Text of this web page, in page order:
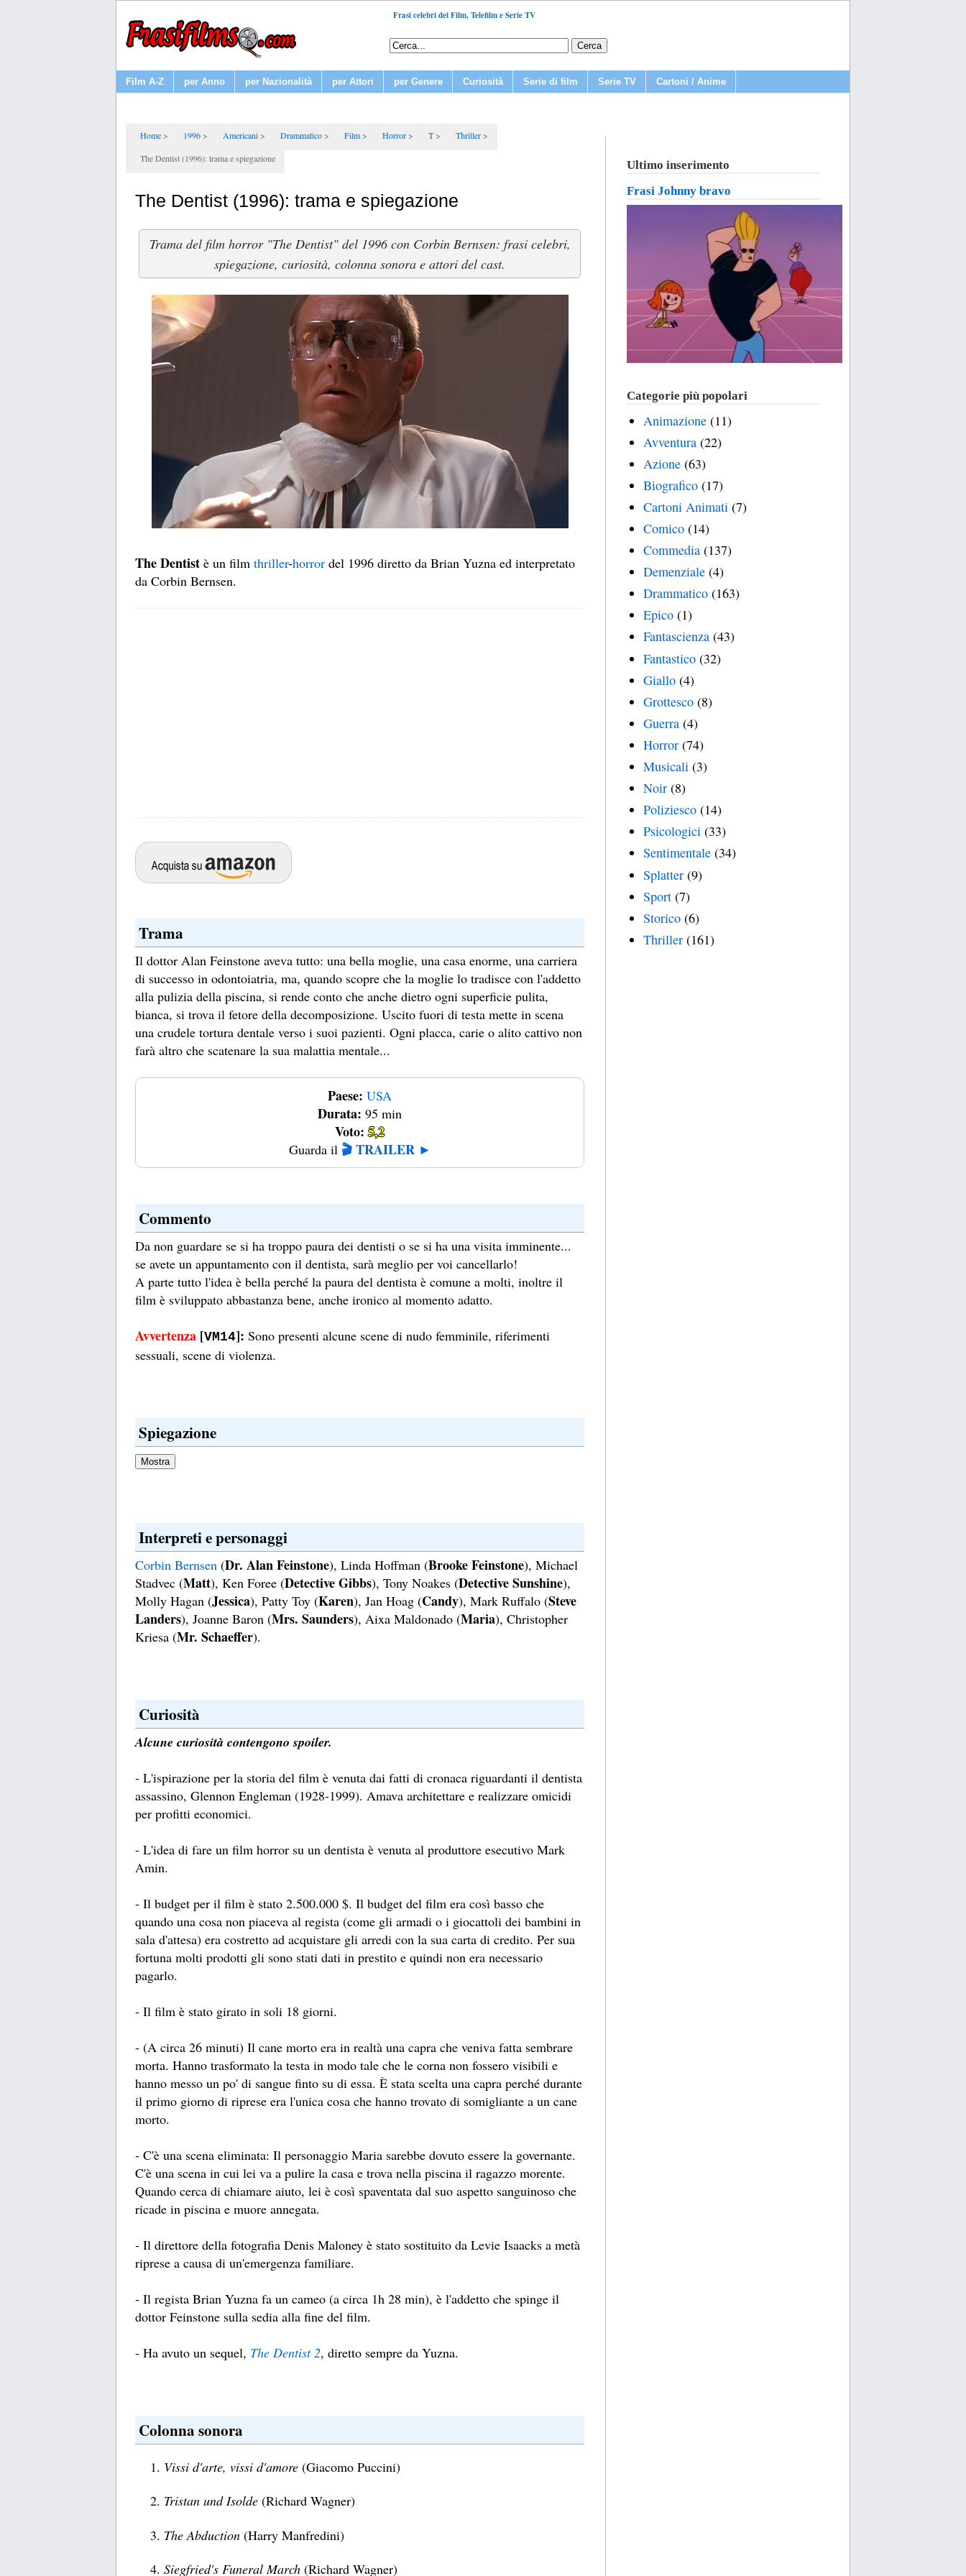
Frasi celebri dei Film, Telefilm e Serie TV
Film A-Z per Anno per Nazionalità per Attori per Genere Curiosità Serie di film Serie TV Cartoni / Anime
Home 1996 Americani Drammatico Film Horror T
Thriller
The Dentist (1996): trama e spiegazione
The Dentist (1996): trama e spiegazione
Trama del film horror "The Dentist" del 1996 con Corbin Bernsen: frasi celebri,
spiegazione, curiosità, colonna sonora e attori del cast.
The Dentist è un film thriller-horror del 1996 diretto da Brian Yuzna ed interpretato
da Corbin Bernsen.
Trama
Il dottor Alan Feinstone aveva tutto: una bella moglie, una casa enorme, una carriera
di successo in odontoiatria, ma, quando scopre che la moglie lo tradisce con l'addetto
alla pulizia della piscina, si rende conto che anche dietro ogni superficie pulita,
bianca, si trova il fetore della decomposizione. Uscito fuori di testa mette in scena
una crudele tortura dentale verso i suoi pazienti. Ogni placca, carie o alito cattivo non
farà altro che scatenare la sua malattia mentale...
Paese: USA
Durata: 95 min
Voto: 5,2
Guarda il 🎬 TRAILER ►
Commento
Da non guardare se si ha troppo paura dei dentisti o se si ha una visita imminente...
se avete un appuntamento con il dentista, sarà meglio per voi cancellarlo!
A parte tutto l'idea è bella perché la paura del dentista è comune a molti, inoltre il
film è sviluppato abbastanza bene, anche ironico al momento adatto.
Avvertenza [VM14]: Sono presenti alcune scene di nudo femminile, riferimenti
sessuali, scene di violenza.
Spiegazione
Interpreti e personaggi
Corbin Bernsen (Dr. Alan Feinstone), Linda Hoffman (Brooke Feinstone), Michael
Stadvec (Matt), Ken Foree (Detective Gibbs), Tony Noakes (Detective Sunshine),
Molly Hagan (Jessica), Patty Toy (Karen), Jan Hoag (Candy), Mark Ruffalo (Steve
Landers), Joanne Baron (Mrs. Saunders), Aixa Maldonado (Maria), Christopher
Kriesa (Mr. Schaeffer).
Curiosità
Alcune curiosità contengono spoiler.
- L'ispirazione per la storia del film è venuta dai fatti di cronaca riguardanti il dentista
assassino, Glennon Engleman (1928-1999). Amava architettare e realizzare omicidi
per profitti economici.
- L'idea di fare un film horror su un dentista è venuta al produttore esecutivo Mark
Amin.
- Il budget per il film è stato 2.500.000 $. Il budget del film era così basso che
quando una cosa non piaceva al regista (come gli armadi o i giocattoli dei bambini in
sala d'attesa) era costretto ad acquistare gli arredi con la sua carta di credito. Per sua
fortuna molti prodotti gli sono stati dati in prestito e quindi non era necessario
pagarlo.
- Il film è stato girato in soli 18 giorni.
- (A circa 26 minuti) Il cane morto era in realtà una capra che veniva fatta sembrare
morta. Hanno trasformato la testa in modo tale che le corna non fossero visibili e
hanno messo un po' di sangue finto su di essa. È stata scelta una capra perché durante
il primo giorno di riprese era l'unica cosa che hanno trovato di somigliante a un cane
morto.
- C'è una scena eliminata: Il personaggio Maria sarebbe dovuto essere la governante.
C'è una scena in cui lei va a pulire la casa e trova nella piscina il ragazzo morente.
Quando cerca di chiamare aiuto, lei è così spaventata dal suo aspetto sanguinoso che
ricade in piscina e muore annegata.
- Il direttore della fotografia Denis Maloney è stato sostituito da Levie Isaacks a metà
riprese a causa di un'emergenza familiare.
- Il regista Brian Yuzna fa un cameo (a circa 1h 28 min), è l'addetto che spinge il
dottor Feinstone sulla sedia alla fine del film.
- Ha avuto un sequel, The Dentist 2, diretto sempre da Yuzna.
Colonna sonora
Vissi d'arte, vissi d'amore (Giacomo Puccini)
Tristan und Isolde (Richard Wagner)
The Abduction (Harry Manfredini)
Siegfried's Funeral March (Richard Wagner)
Ultimo inserimento
Frasi Johnny bravo
Categorie più popolari
Animazione (11)
Avventura (22)
Azione (63)
Biografico (17)
Cartoni Animati (7)
Comico (14)
Commedia (137)
Demenziale (4)
Drammatico (163)
Epico (1)
Fantascienza (43)
Fantastico (32)
Giallo (4)
Grottesco (8)
Guerra (4)
Horror (74)
Musicali (3)
Noir (8)
Poliziesco (14)
Psicologici (33)
Sentimentale (34)
Splatter (9)
Sport (7)
Storico (6)
Thriller (161)